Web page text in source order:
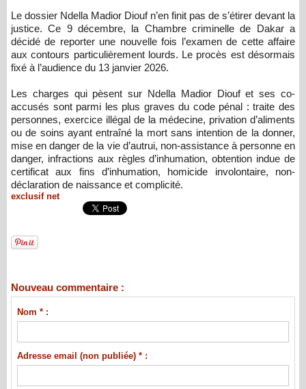
Le dossier Ndella Madior Diouf n’en finit pas de s’étirer devant la
justice. Ce 9 décembre, la Chambre criminelle de Dakar a
décidé de reporter une nouvelle fois l’examen de cette affaire
aux contours particulièrement lourds. Le procès est désormais
fixé à l’audience du 13 janvier 2026.
Les charges qui pèsent sur Ndella Madior Diouf et ses co-
accusés sont parmi les plus graves du code pénal : traite des
personnes, exercice illégal de la médecine, privation d’aliments
ou de soins ayant entraîné la mort sans intention de la donner,
mise en danger de la vie d’autrui, non-assistance à personne en
danger, infractions aux règles d’inhumation, obtention indue de
certificat aux fins d’inhumation, homicide involontaire, non-
déclaration de naissance et complicité.
exclusif net
Nouveau commentaire :
Nom * :
Adresse email (non publiée) * :